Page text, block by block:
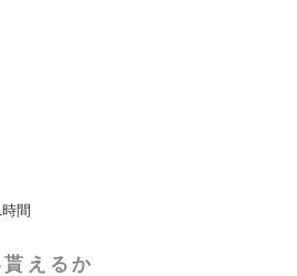
間
えるか